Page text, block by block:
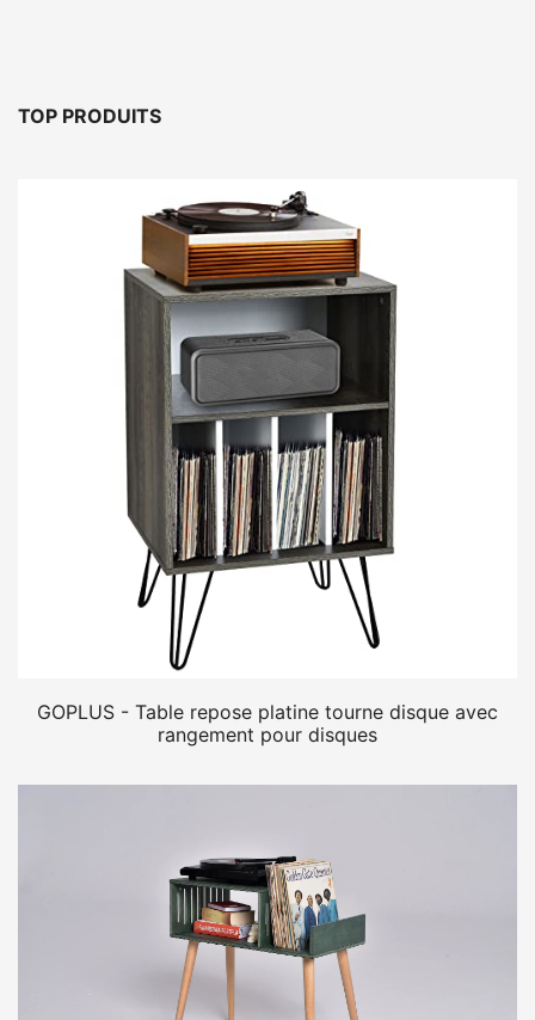
TOP PRODUITS
GOPLUS - Table repose platine tourne disque avec
rangement pour disques